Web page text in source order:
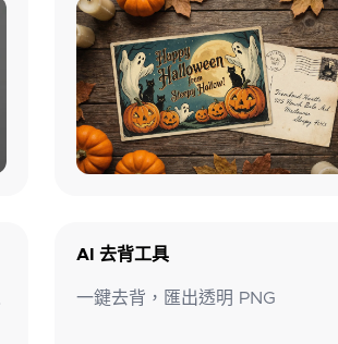
AI 去背工具
一鍵去背，匯出透明 PNG